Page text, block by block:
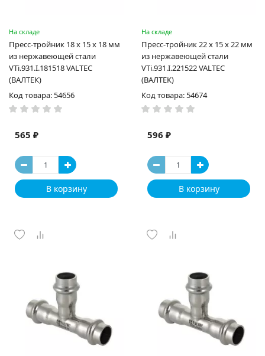
На складе
Пресс-тройник 18 х 15 х 18 мм
из нержавеющей стали
VTi.931.I.181518 VALTEC
(ВАЛТЕК)
Код товара: 54656
565 ₽
В корзину
На складе
Пресс-тройник 22 х 15 х 22 мм
из нержавеющей стали
VTi.931.I.221522 VALTEC
(ВАЛТЕК)
Код товара: 54674
596 ₽
В корзину